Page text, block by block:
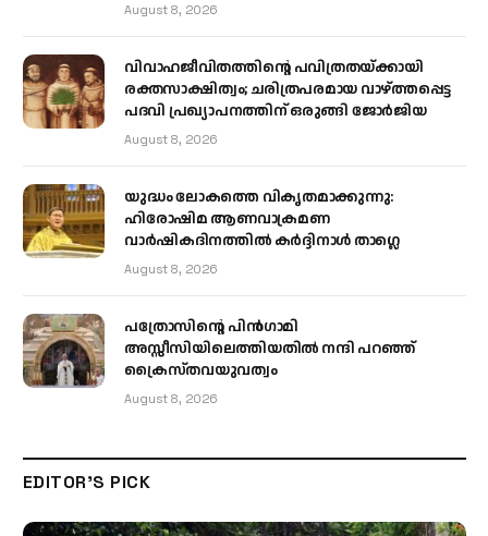
August 8, 2026
വിവാഹജീവിതത്തിന്റെ പവിത്രതയ്ക്കായി
രക്തസാക്ഷിത്വം; ചരിത്രപരമായ വാഴ്ത്തപ്പെട്ട
പദവി പ്രഖ്യാപനത്തിന് ഒരുങ്ങി ജോര്‍ജിയ
August 8, 2026
യുദ്ധം ലോകത്തെ വികൃതമാക്കുന്നു:
ഹിരോഷിമ ആണവാക്രമണ
വാർഷികദിനത്തിൽ കർദ്ദിനാൾ താഗ്ലെ
August 8, 2026
പത്രോസിന്റെ പിൻഗാമി
അസ്സീസിയിലെത്തിയതിൽ നന്ദി പറഞ്ഞ്
ക്രൈസ്തവയുവത്വം
August 8, 2026
EDITOR'S PICK